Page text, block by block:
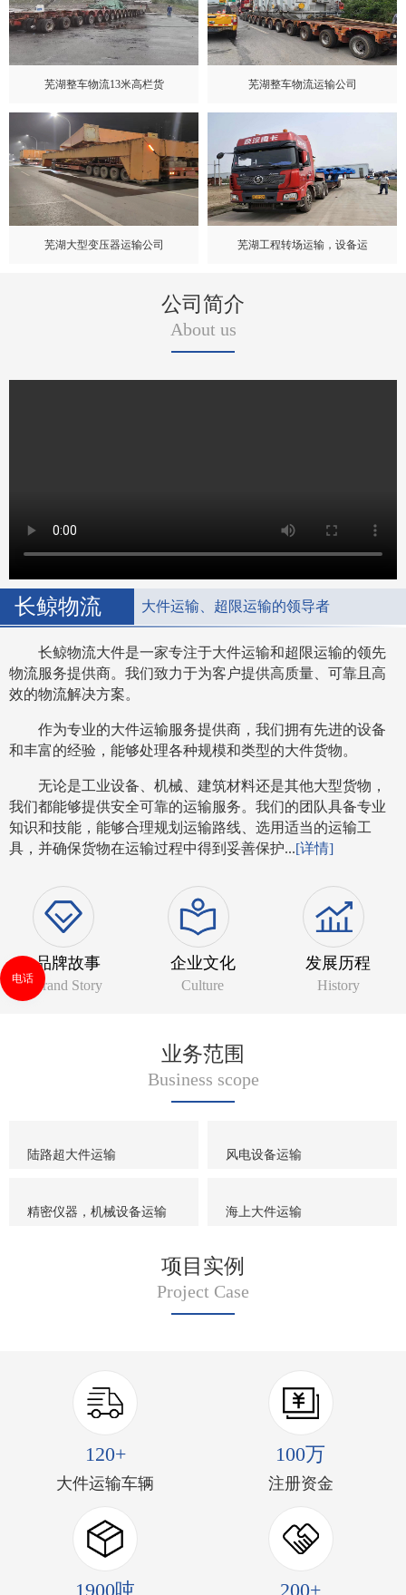
芜湖整车物流13米高栏货 芜湖整车物流运输公司
芜湖大型变压器运输公司 芜湖工程转场运输，设备运
公司简介
About us
长鲸物流 大件运输、超限运输的领导者
长鲸物流大件是一家专注于大件运输和超限运输的领先
物流服务提供商。我们致力于为客户提供高质量、可靠且高
效的物流解决方案。
作为专业的大件运输服务提供商，我们拥有先进的设备
和丰富的经验，能够处理各种规模和类型的大件货物。
无论是工业设备、机械、建筑材料还是其他大型货物，
我们都能够提供安全可靠的运输服务。我们的团队具备专业
知识和技能，能够合理规划运输路线、选用适当的运输工
具，并确保货物在运输过程中得到妥善保护...[详情]
品牌故事
Brand Story
企业文化
Culture
发展历程
History
业务范围
Business scope
陆路超大件运输 风电设备运输
精密仪器，机械设备运输 海上大件运输
项目实例
Project Case
120+
大件运输车辆
100万
注册资金
1900吨 200+
电话